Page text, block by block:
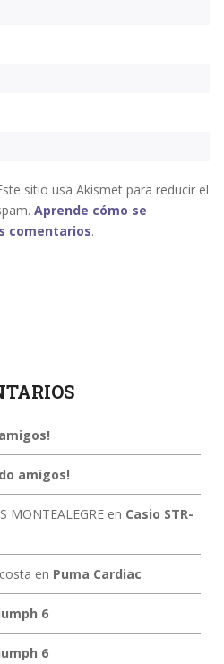
sitio usa Akismet para reducir el
Aprende cómo se
comentarios.
amigos!
MONTEALEGREen Casio STR-
en Puma Cardiac
6
6